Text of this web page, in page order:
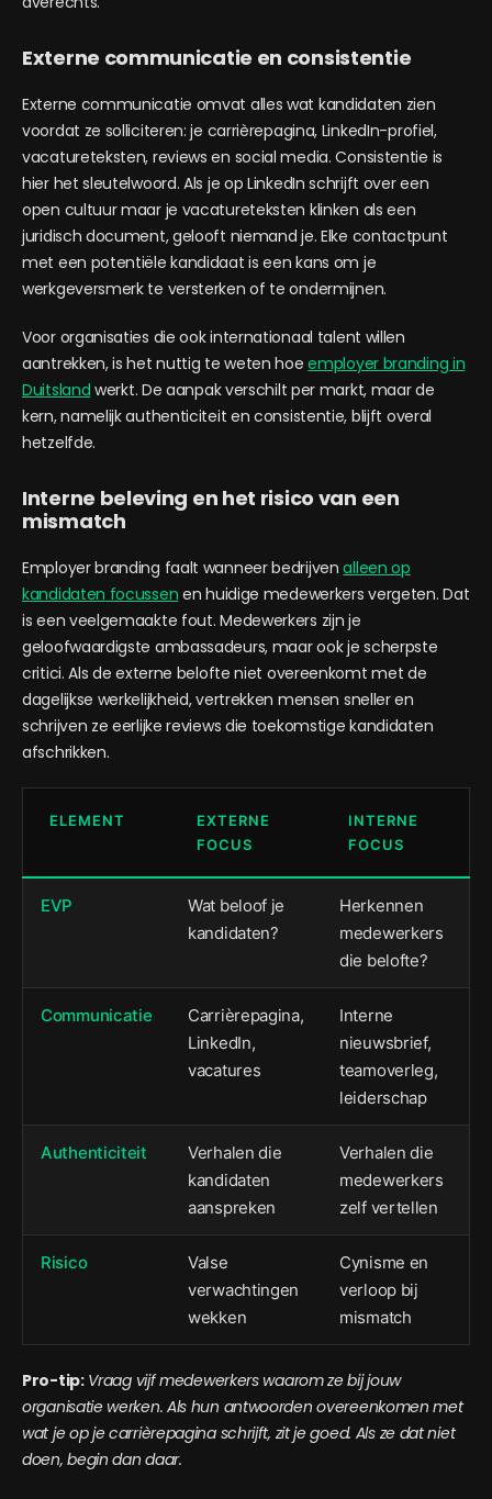
Externe communicatie en consistentie
Externe communicatie omvat alles wat kandidaten zien
voordat ze solliciteren: je carrièrepagina, LinkedIn-profiel,
vacatureteksten, reviews en social media. Consistentie is
hier het sleutelwoord. Als je op LinkedIn schrijft over een
open cultuur maar je vacatureteksten klinken als een
juridisch document, gelooft niemand je. Elke contactpunt
met een potentiële kandidaat is een kans om je
werkgeversmerk te versterken of te ondermijnen.
Voor organisaties die ook internationaal talent willen
aantrekken, is het nuttig te weten hoeemployer branding in
Duitsland werkt. De aanpak verschilt per markt, maar de
kern, namelijk authenticiteit en consistentie, blijft overal
hetzelfde.
Interne beleving en het risico van een
mismatch
Employer branding faalt wanneer bedrijvenalleen op
kandidaten focussen en huidige medewerkers vergeten. Dat
is een veelgemaakte fout. Medewerkers zijn je
geloofwaardigste ambassadeurs, maar ook je scherpste
critici. Als de externe belofte niet overeenkomt met de
dagelijkse werkelijkheid, vertrekken mensen sneller en
schrijven ze eerlijke reviews die toekomstige kandidaten
afschrikken.
ELEMENT
EXTERNE
FOCUS
INTERNE
FOCUS
EVP
Wat beloof je
kandidaten?
Herkennen
medewerkers
die belofte?
Communicatie
Carrièrepagina,
LinkedIn,
vacatures
Interne
nieuwsbrief,
teamoverleg,
leiderschap
Authenticiteit
Verhalen die
kandidaten
aanspreken
Verhalen die
medewerkers
zelf vertellen
Risico
Valse
verwachtingen
wekken
Cynisme en
verloop bij
mismatch
Pro-tip: Vraag vijf medewerkers waarom ze bij jouw
organisatie werken. Als hun antwoorden overeenkomen met
wat je op je carrièrepagina schrijft, zit je goed. Als ze dat niet
doen, begin dan daar.